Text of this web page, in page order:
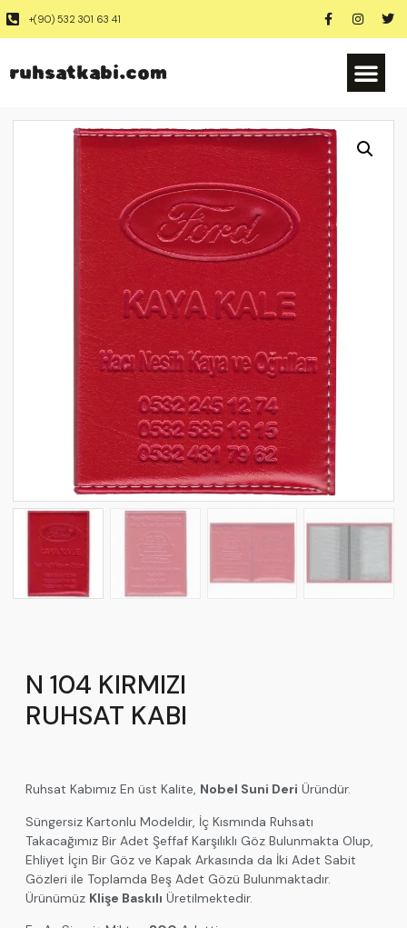
+(90) 532 301 63 41
ruhsatkabi.com
N 104 KIRMIZI
RUHSAT KABI
Ruhsat Kabımız En üst Kalite, Nobel Suni Deri Üründür.
Süngersiz Kartonlu Modeldir, İç Kısmında Ruhsatı
Takacağımız Bir Adet Şeffaf Karşılıklı Göz Bulunmakta Olup,
Ehliyet İçin Bir Göz ve Kapak Arkasında da İki Adet Sabit
Gözleri ile Toplamda Beş Adet Gözü Bulunmaktadır.
Ürünümüz Klişe Baskılı Üretilmektedir.